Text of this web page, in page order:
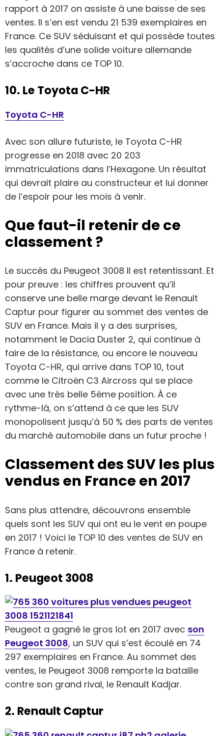
rapport à 2017 on assiste à une baisse de ses
ventes. Il s’en est vendu 21 539 exemplaires en
France. Ce SUV séduisant et qui possède toutes
les qualités d’une solide voiture allemande
s’accroche dans ce TOP 10.
10. Le Toyota C-HR
Toyota C-HR
Avec son allure futuriste, le Toyota C-HR
progresse en 2018 avec 20 203
immatriculations dans l’Hexagone. Un résultat
qui devrait plaire au constructeur et lui donner
de l’espoir pour les mois à venir.
Que faut-il retenir de ce
classement ?
Le succès du Peugeot 3008 II est retentissant. Et
pour preuve : les chiffres prouvent qu’il
conserve une belle marge devant le Renault
Captur pour figurer au sommet des ventes de
SUV en France. Mais il y a des surprises,
notamment le Dacia Duster 2, qui continue à
faire de la résistance, ou encore le nouveau
Toyota C-HR, qui arrive dans TOP 10, tout
comme le Citroën C3 Aircross qui se place
avec une très belle 5ème position. À ce
rythme-là, on s’attend à ce que les SUV
monopolisent jusqu’à 50 % des parts de ventes
du marché automobile dans un futur proche !
Classement des SUV les plus
vendus en France en 2017
Sans plus attendre, découvrons ensemble
quels sont les SUV qui ont eu le vent en poupe
en 2017 ! Voici le TOP 10 des ventes de SUV en
France à retenir.
1. Peugeot 3008
Peugeot a gagné le gros lot en 2017 avec son
Peugeot 3008, un SUV qui s’est écoulé en 74
297 exemplaires en France. Au sommet des
ventes, le Peugeot 3008 remporte la bataille
contre son grand rival, le Renault Kadjar.
2. Renault Captur